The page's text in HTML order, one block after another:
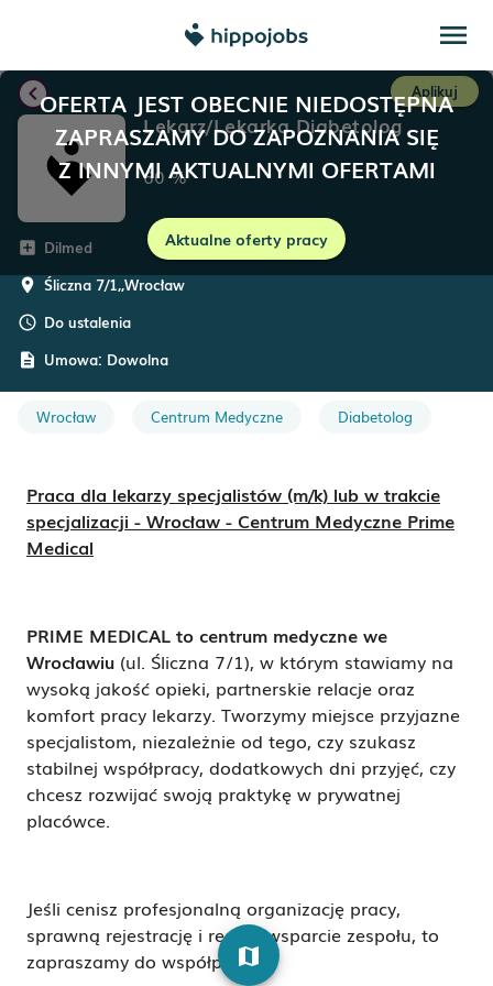
menu
OFERTA JEST OBECNIE NIEDOSTĘPNA
ZAPRASZAMY DO ZAPOZNANIA SIĘ
Z INNYMI AKTUALNYMI OFERTAMI
Aktualne oferty pracy
chevron_left Aplikuj
Lekarz/Lekarka Diabetolog
60%
add_box Dilmed
room Śliczna 7/1,,Wrocław
schedule Do ustalenia
description Umowa: Dowolna
Wrocław Centrum Medyczne Diabetolog
Praca dla lekarzy specjalistów (m/k) lub w trakcie
specjalizacji - Wrocław - Centrum Medyczne Prime
Medical
PRIME MEDICAL to centrum medyczne we
Wrocławiu (ul. Śliczna 7/1), w którym stawiamy na
wysoką jakość opieki, partnerskie relacje oraz
komfort pracy lekarzy. Tworzymy miejsce przyjazne
specjalistom, niezależnie od tego, czy szukasz
stabilnej współpracy, dodatkowych dni przyjęć, czy
chcesz rozwijać swoją praktykę w prywatnej
placówce.
Jeśli cenisz profesjonalną organizację pracy,
sprawną rejestrację i realne wsparcie zespołu, to
zapraszamy do współpracy.
map